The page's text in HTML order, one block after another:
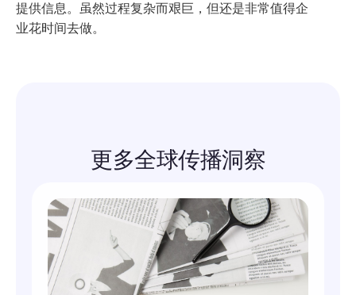
提供信息。虽然过程复杂而艰巨，但还是非常值得企
业花时间去做。
更多全球传播洞察